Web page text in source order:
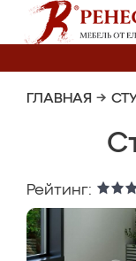
ГЛАВНАЯ →
Рейтинг: